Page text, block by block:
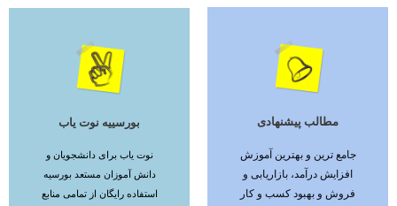
مطالب پیشنهادی
جامع ترین و بهترین آموزش
افزایش درآمد، بازاریابی و
فروش و بهبود کسب و کار
ادامه مطلب بورسییه نوت یاب
نوت یاب برای دانشجویان و
دانش آموزان مستعد بورسیه
استفاده رایگان از تمامی منابع
ادامه مطلب